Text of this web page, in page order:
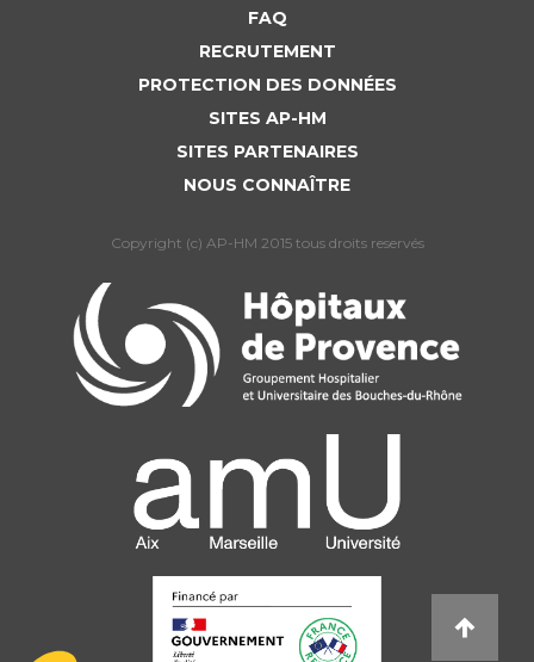
FAQ
RECRUTEMENT
PROTECTION DES DONNÉES
SITES AP-HM
SITES PARTENAIRES
NOUS CONNAÎTRE
Copyright (c) AP-HM 2015 tous droits reservés
L’Assistance publique Hôpitaux de Marseille
l’audience du site. Nous conservons votre choix pendant 6 mois. Vous
pouvez changer d’avis à tout moment via notre icône disponible en
bas à gauche de toutes les pages du site internet. Pour en savoir plus
sur la gestion, consulter notre Politique de protection de données. Ce
Lire la politique de confidentialité
Consentements certifiés par